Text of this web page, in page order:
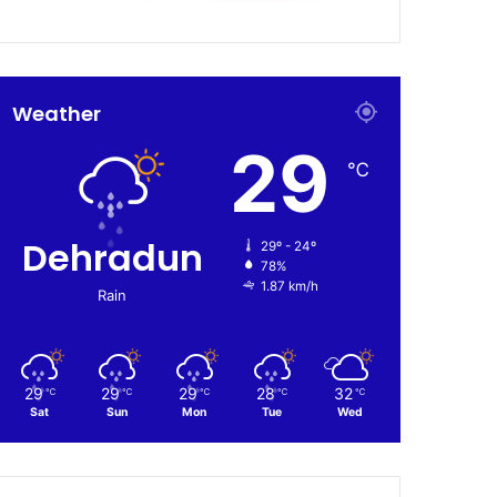
Weather
Dehradun
Rain
29 ℃
29º - 24º
78%
1.87 km/h
29 ℃
Sat
29 ℃
Sun
29 ℃
Mon
28 ℃
Tue
32 ℃
Wed